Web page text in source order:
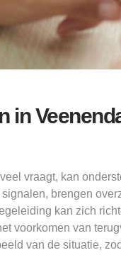
in
vraagt, kan
brengen
kan zich
voorkomen van
van de situatie,